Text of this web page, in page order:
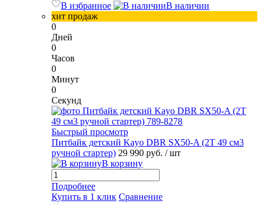
В избранное
В наличии
хит продаж
0
Дней
0
Часов
0
Минут
0
Секунд
Быстрый просмотр
Питбайк детский Kayo DBR SX50-A (2T 49 см3
ручной стартер) 29 990 руб. / шт
В корзину
Подробнее
Купить в 1 клик Сравнение